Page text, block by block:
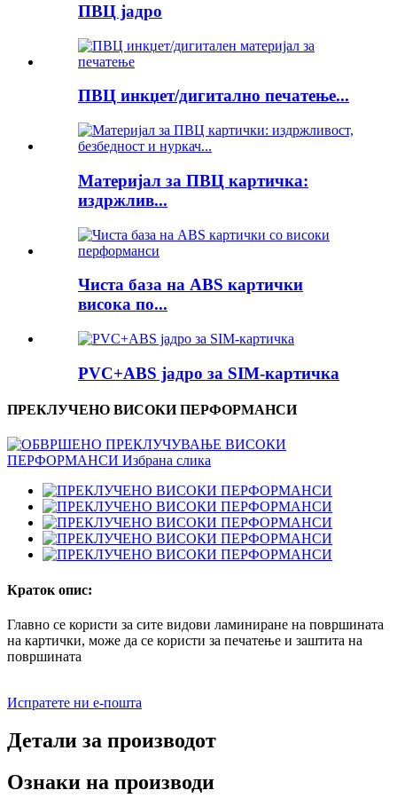
ПВЦ јадро
ПВЦ инкџет/дигитално печатење...
Материјал за ПВЦ картичка:
издржлив...
Чиста база на ABS картички
висока по...
PVC+ABS јадро за SIM-картичка
ПРЕКЛУЧЕНО ВИСОКИ ПЕРФОРМАНСИ
Краток опис:
Главно се користи за сите видови ламиниране на површината
на картички, може да се користи за печатење и заштита на
површината
Испратете ни е-пошта
Детали за производот
Ознаки на производи